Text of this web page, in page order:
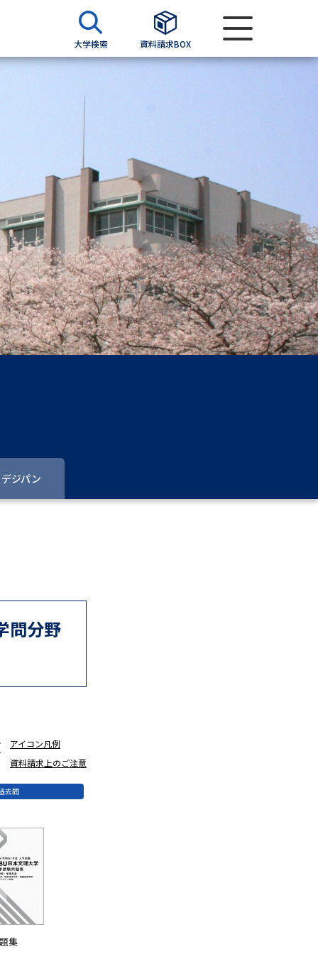
大学検索 資料請求BOX
書
願書
過去問題集
留学・進学関連、塾・予備校
の請求
高等学校卒業程度認定試験
（高3生用）
ブ
立ちガイド
デジパン
問分野
アイコン凡例
資料請求上のご注意
去問
集